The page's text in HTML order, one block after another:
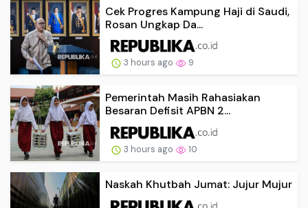
Cek Progres Kampung Haji di Saudi,
Rosan Ungkap Da...
3 hours ago 9
Pemerintah Masih Rahasiakan
Besaran Defisit APBN 2...
3 hours ago 10
Naskah Khutbah Jumat: Jujur Mujur